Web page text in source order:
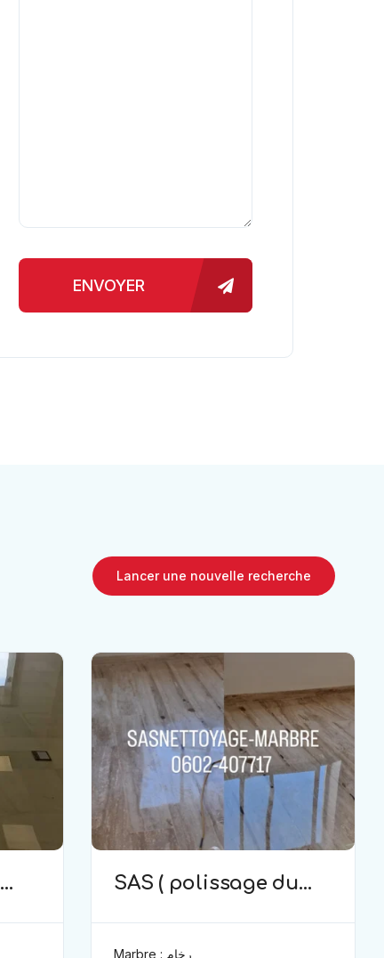
ENVOYER
Lancer une nouvelle recherche
SAS ( polissage du
Marbre : رخام